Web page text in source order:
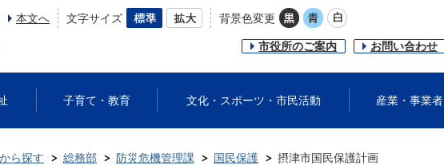
本文へ 文字サイズ 背景色変更
市役所のご案内 お問い合わせ
子育て・教育 文化・スポーツ・市民活動 産業・事業者
ら探す 総務部 防災危機管理課 国民保護 摂津市国民保護計画